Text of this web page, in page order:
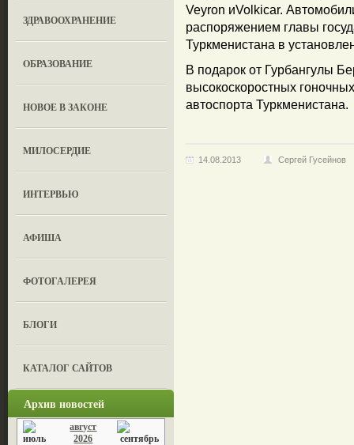
ЗДРАВООХРАНЕНИЕ
OБРАЗОВАНИЕ
НОВОЕ В ЗАКОНЕ
МИЛОСЕРДИЕ
ИНТЕРВЬЮ
АФИША
ФОТОГАЛЕРЕЯ
БЛОГИ
КАТАЛОГ САЙТОВ
Архив новостей
август
2026
Veyron иVolkicar.
распоряжением главы
Туркменистана в
В подарок от Гурбангулы
высокоскоростных
автоспорта Туркменистана.
14.08.2013 Сергей Гусейнов